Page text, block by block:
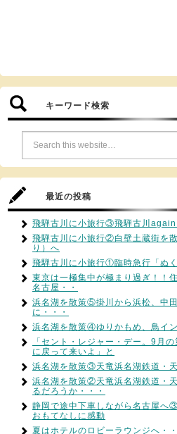
キーワード検索
最近の投稿
飛騨古川に小旅行③飛騨古川again
飛騨古川に小旅行②白壁土蔵街を
り）へ
飛騨古川に小旅行①臨時急行「ぬく
東京は一極集中が極まり過ぎ！！
名古屋・・
浜名湖を散策⑤掛川から浜松、中
に・・・
浜名湖を散策④ゆりかもめ、鳥イ
「セント・レジャー・デー。9月
に戻って来いよ」と
浜名湖を散策③天竜浜名湖鉄道・
浜名湖を散策②天竜浜名湖鉄道・
るだろうか・・・
静岡で途中下車しながら名古屋へ
おもてなしに感動
夏はホテルのロビーラウンジへ・